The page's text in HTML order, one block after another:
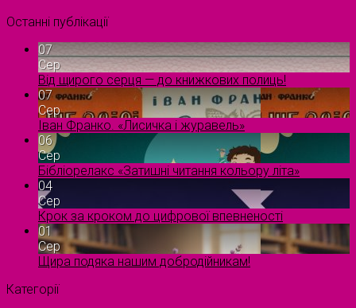
Останні публікації
07
Сер
Від щирого серця — до книжкових полиць!
07
Сер
Іван Франко. «Лисичка і журавель»
06
Сер
Бібліорелакс «Затишні читання кольору літа»
04
Сер
Крок за кроком до цифрової впевненості
01
Сер
Щира подяка нашим добродійникам!
Категорії